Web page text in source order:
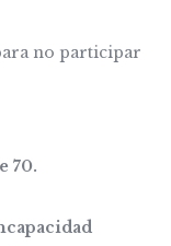
no participar
70.